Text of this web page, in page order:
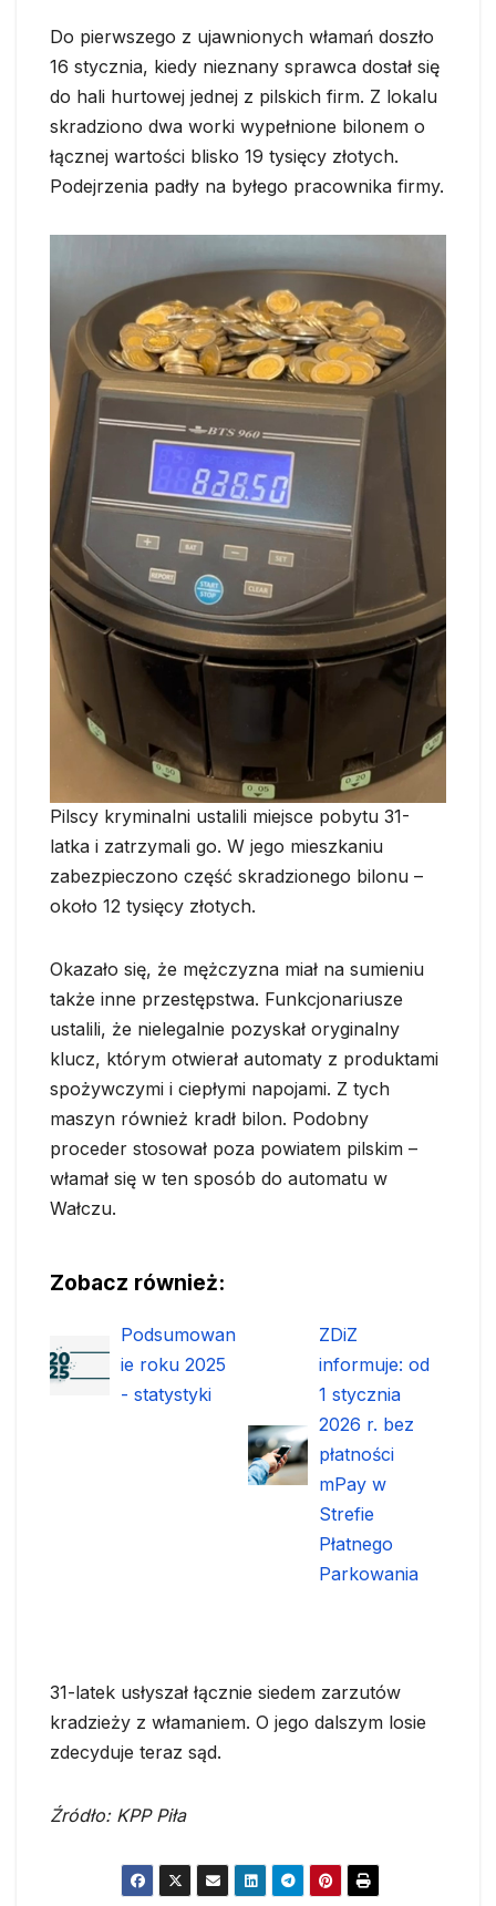
Do pierwszego z ujawnionych włamań doszło
16 stycznia, kiedy nieznany sprawca dostał się
do hali hurtowej jednej z pilskich firm. Z lokalu
skradziono dwa worki wypełnione bilonem o
łącznej wartości blisko 19 tysięcy złotych.
Podejrzenia padły na byłego pracownika firmy.
Pilscy kryminalni ustalili miejsce pobytu 31-
latka i zatrzymali go. W jego mieszkaniu
zabezpieczono część skradzionego bilonu –
około 12 tysięcy złotych.
Okazało się, że mężczyzna miał na sumieniu
także inne przestępstwa. Funkcjonariusze
ustalili, że nielegalnie pozyskał oryginalny
klucz, którym otwierał automaty z produktami
spożywczymi i ciepłymi napojami. Z tych
maszyn również kradł bilon. Podobny
proceder stosował poza powiatem pilskim –
włamał się w ten sposób do automatu w
Wałczu.
Zobacz również:
Podsumowan
ie roku 2025
- statystyki
ZDiZ
informuje: od
1 stycznia
2026 r. bez
płatności
mPay w
Strefie
Płatnego
Parkowania
31-latek usłyszał łącznie siedem zarzutów
kradzieży z włamaniem. O jego dalszym losie
zdecyduje teraz sąd.
Źródło: KPP Piła